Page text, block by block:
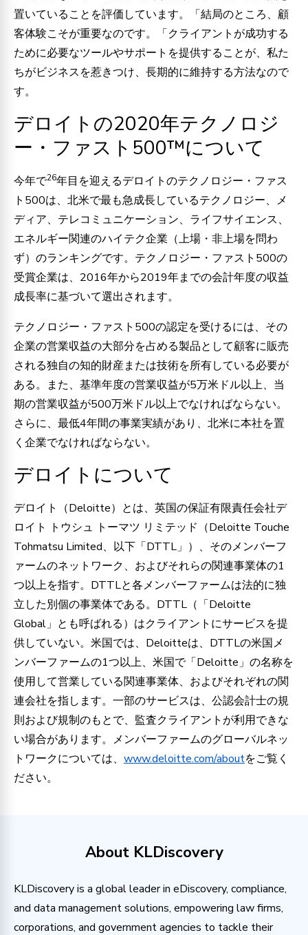
置いていることを評価しています。「結局のところ、顧
客体験こそが重要なのです。「クライアントが成功する
ために必要なツールやサポートを提供することが、私た
ちがビジネスを惹きつけ、長期的に維持する方法なので
す。
デロイトの2020年テクノロジ
ー・ファスト500™について
今年で26年目を迎えるデロイトのテクノロジー・ファス
ト500は、北米で最も急成長しているテクノロジー、メ
ディア、テレコミュニケーション、ライフサイエンス、
エネルギー関連のハイテク企業（上場・非上場を問わ
ず）のランキングです。テクノロジー・ファスト500の
受賞企業は、2016年から2019年までの会計年度の収益
成長率に基づいて選出されます。
テクノロジー・ファスト500の認定を受けるには、その
企業の営業収益の大部分を占める製品として顧客に販売
される独自の知的財産または技術を所有している必要が
ある。また、基準年度の営業収益が5万米ドル以上、当
期の営業収益が500万米ドル以上でなければならない。
さらに、最低4年間の事業実績があり、北米に本社を置
く企業でなければならない。
デロイトについて
デロイト（Deloitte）とは、英国の保証有限責任会社デ
ロイト トウシュ トーマツ リミテッド（Deloitte Touche
Tohmatsu Limited、以下「DTTL」）、そのメンバーフ
ァームのネットワーク、およびそれらの関連事業体の1
つ以上を指す。DTTLと各メンバーファームは法的に独
立した別個の事業体である。DTTL（「Deloitte
Global」とも呼ばれる）はクライアントにサービスを提
供していない。米国では、Deloitteは、DTTLの米国メ
ンバーファームの1つ以上、米国で「Deloitte」の名称を
使用して営業している関連事業体、およびそれぞれの関
連会社を指します。一部のサービスは、公認会計士の規
則および規制のもとで、監査クライアントが利用できな
い場合があります。メンバーファームのグローバルネッ
トワークについては、 www.deloitte.com/aboutをご覧く
ださい。
About KLDiscovery
KLDiscovery is a global leader in eDiscovery, compliance,
and data management solutions, empowering law firms,
corporations, and government agencies to tackle their